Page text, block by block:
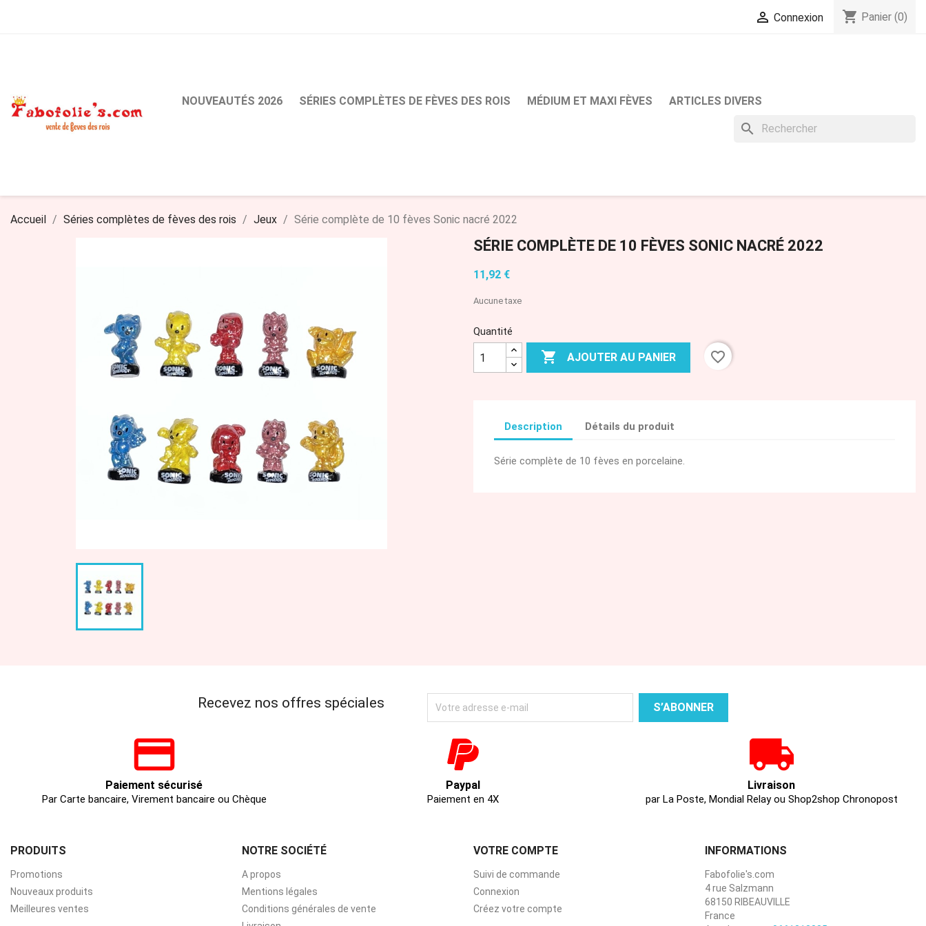
 Connexion shopping_cart Panier (0)
NOUVEAUTÉS 2026 SÉRIES COMPLÈTES DE FÈVES DES ROIS MÉDIUM ET MAXI FÈVES ARTICLES DIVERS
search
Accueil Séries complètes de fèves des rois Jeux Série complète de 10 fèves Sonic nacré 2022
SÉRIE COMPLÈTE DE 10 FÈVES SONIC NACRÉ 2022
11,92 €
Aucune taxe
Quantité
 AJOUTER AU PANIER favorite_border
Description Détails du produit
Série complète de 10 fèves en porcelaine.
Recevez nos offres spéciales
Paiement sécurisé
Par Carte bancaire, Virement bancaire ou Chèque
Paypal
Paiement en 4X
Livraison
par La Poste, Mondial Relay ou Shop2shop Chronopost
PRODUITS
Promotions
Nouveaux produits
Meilleures ventes
NOTRE SOCIÉTÉ
A propos
Mentions légales
Conditions générales de vente
VOTRE COMPTE
Suivi de commande
Connexion
Créez votre compte
INFORMATIONS
Fabofolie's.com
4 rue Salzmann
68150 RIBEAUVILLE
France